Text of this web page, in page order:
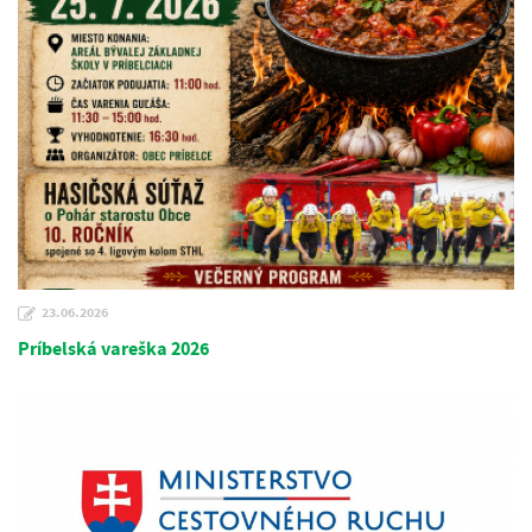
23.06.2026
Príbelská vareška 2026